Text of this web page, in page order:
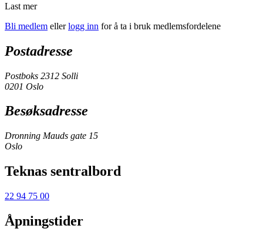
Last mer
Bli medlem ellerlogg inn for å ta i bruk medlemsfordelene
Postadresse
Postboks 2312 Solli
0201 Oslo
Besøksadresse
Dronning Mauds gate 15
Oslo
Teknas sentralbord
22 94 75 00
Åpningstider